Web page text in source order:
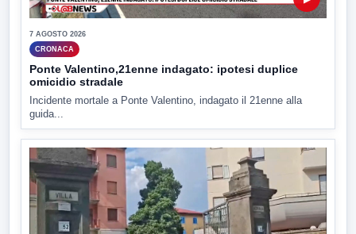
7 AGOSTO 2026
CRONACA
Ponte Valentino,21enne indagato: ipotesi duplice
omicidio stradale
Incidente mortale a Ponte Valentino, indagato il 21enne alla
guida...